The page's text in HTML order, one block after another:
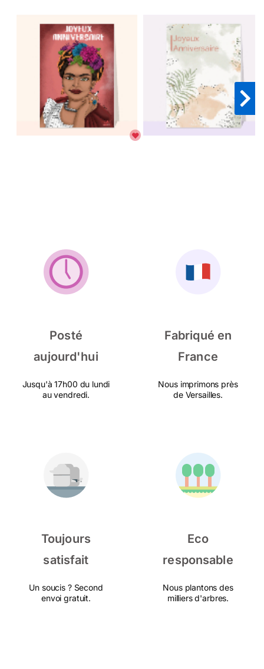
Posté
aujourd'hui
Jusqu'à 17h00 du lundi
au vendredi.
Fabriqué en
France
Nous imprimons près
de Versailles.
Toujours
satisfait
Un soucis ? Second
envoi gratuit.
Eco
responsable
Nous plantons des
milliers d'arbres.